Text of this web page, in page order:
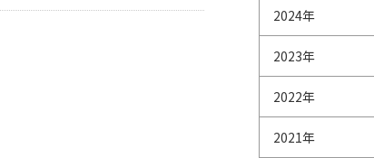
2024年
2023年
2022年
2021年